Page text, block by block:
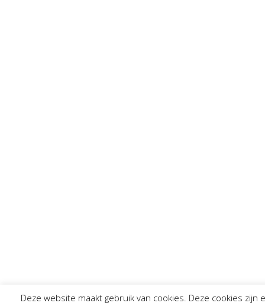
Deze website maakt gebruik van cookies. Deze cookies